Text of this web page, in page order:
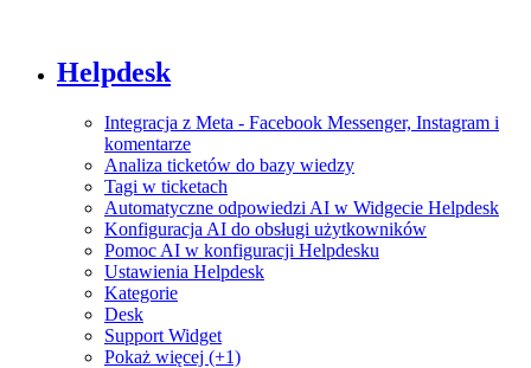
Helpdesk
Integracja z Meta - Facebook Messenger, Instagram i
komentarze
Analiza ticketów do bazy wiedzy
Tagi w ticketach
Automatyczne odpowiedzi AI w Widgecie Helpdesk
Konfiguracja AI do obsługi użytkowników
Pomoc AI w konfiguracji Helpdesku
Ustawienia Helpdesk
Kategorie
Desk
Support Widget
Pokaż więcej (+1)